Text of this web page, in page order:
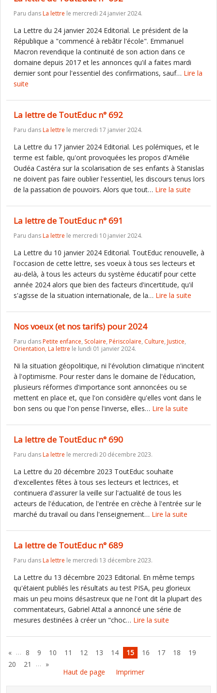
Paru dansLa lettre le mercredi 24 janvier 2024.
La Lettre du 24 janvier 2024 Editorial. Le président de la
République a "commencé à rebâtir l'école". Emmanuel
Macron revendique la continuité de son action dans ce
domaine depuis 2017 et les annonces qu'il a faites mardi
dernier sont pour l'essentiel des confirmations, sauf… Lire la
suite
La lettre de ToutEduc n° 692
Paru dansLa lettre le mercredi 17 janvier 2024.
La Lettre du 17 janvier 2024 Editorial. Les polémiques, et le
terme est faible, qu'ont provoquées les propos d'Amélie
Oudéa Castéra sur la scolarisation de ses enfants à Stanislas
ne doivent pas faire oublier l'essentiel, les discours tenus lors
de la passation de pouvoirs. Alors que tout… Lire la suite
La lettre de ToutEduc n° 691
Paru dansLa lettre le mercredi 10 janvier 2024.
La Lettre du 10 janvier 2024 Editorial. ToutEduc renouvelle, à
l'occasion de cette lettre, ses voeux à tous ses lecteurs et
au-delà, à tous les acteurs du système éducatif pour cette
année 2024 alors que bien des facteurs d'incertitude, qu'il
s'agisse de la situation internationale, de la… Lire la suite
Nos voeux (et nos tarifs) pour 2024
Paru dansPetite enfance, Scolaire, Périscolaire, Culture, Justice,
Orientation, La lettre le lundi 01 janvier 2024.
Ni la situation géopolitique, ni l'évolution climatique n'incitent
à l'optimisme. Pour rester dans le domaine de l'éducation,
plusieurs réformes d'importance sont annoncées ou se
mettent en place et, que l'on considère qu'elles vont dans le
bon sens ou que l'on pense l'inverse, elles… Lire la suite
La lettre de ToutEduc n° 690
Paru dansLa lettre le mercredi 20 décembre 2023.
La Lettre du 20 décembre 2023 ToutEduc souhaite
d'excellentes fêtes à tous ses lecteurs et lectrices, et
continuera d'assurer la veille sur l'actualité de tous les
acteurs de l'éducation, de l'entrée en crèche à l'entrée sur le
marché du travail ou dans l'enseignement… Lire la suite
La lettre de ToutEduc n° 689
Paru dansLa lettre le mercredi 13 décembre 2023.
La Lettre du 13 décembre 2023 Editorial. En même temps
qu'étaient publiés les résultats au test PISA, peu glorieux
mais un peu moins désastreux que ne l'ont dit la plupart des
commentateurs, Gabriel Attal a annoncé une série de
mesures destinées à créer un "choc… Lire la suite
« … 8 9 10 11 12 13 14 15 16 17 18
19
20
21 … »
Haut de page
Imprimer